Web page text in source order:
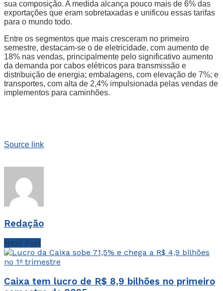
sua composição. A medida alcança pouco mais de 6% das
exportações que eram sobretaxadas e unificou essas tarifas
para o mundo todo.
Entre os segmentos que mais cresceram no primeiro
semestre, destacam-se o de eletricidade, com aumento de
18% nas vendas, principalmente pelo significativo aumento
da demanda por cabos elétricos para transmissão e
distribuição de energia; embalagens, com elevação de 7%; e
transportes, com alta de 2,4% impulsionada pelas vendas de
implementos para caminhões.
Source link
Redação
Next Post
Caixa tem lucro de R$ 8,9 bilhões no primeiro